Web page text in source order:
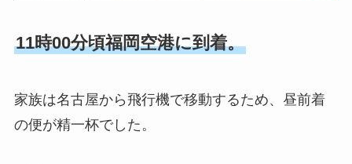
11時00分頃福岡空港に到着。
家族は名古屋から飛行機で移動するため、昼前着
の便が精一杯でした。